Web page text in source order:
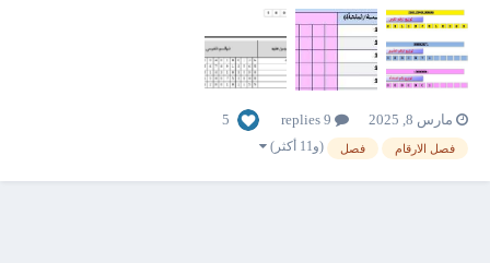
تستدعها اعدادها بشكل خاص فى كل مره ولذلك كتبت اجراء ذكي ههههه...
مارس 8, 2025 5
فصل الارقام فصل (و11 أكثر)